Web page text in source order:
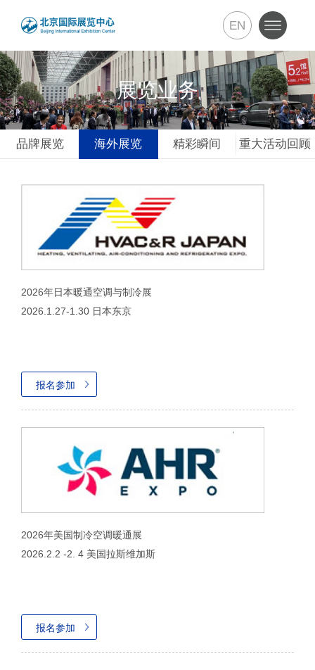
EN
展览业务
品牌展览 海外展览 精彩瞬间 重大活动回顾
2026年日本暖通空调与制冷展
2026.1.27-1.30 日本东京
报名参加
2026年美国制冷空调暖通展
2026.2.2 -2. 4 美国拉斯维加斯
报名参加